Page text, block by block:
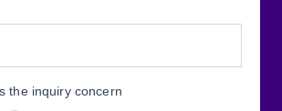
the inquiry concern